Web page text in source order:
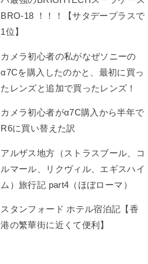
BRO-18 ！！！【サタデープラスで
1位】
カメラ初心者の私がなぜソニーの
α7Cを購入したのかと、最初に買っ
たレンズと追加で買ったレンズ！
カメラ初心者がα7C購入から半年で
R6に買い替えた訳
アルザス地方（ストラスブール、コ
ルマール、リクヴィル、エギスハイ
ム）旅行記 part4（ほぼローマ）
スタンフォード ホテル宿泊記【香
港の繁華街に近くて便利】